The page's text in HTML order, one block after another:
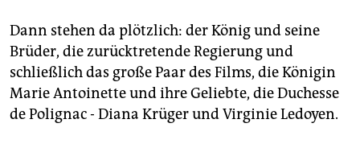
Dann stehen da plötzlich: der König und seine
Brüder, die zurücktretende Regierung und
schließlich das große Paar des Films, die Königin
Marie Antoinette und ihre Geliebte, die Duchesse
de Polignac - Diana Krüger und Virginie Ledoyen.